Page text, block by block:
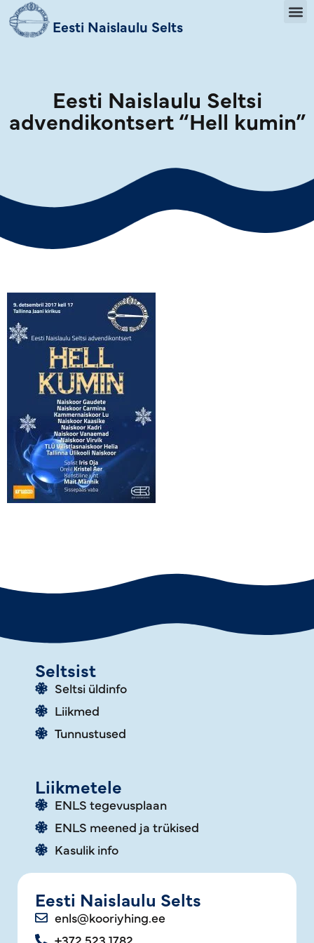
Eesti Naislaulu Selts
Eesti Naislaulu Seltsi
advendikontsert “Hell kumin”
Seltsist
Seltsi üldinfo
Liikmed
Tunnustused
Liikmetele
ENLS tegevusplaan
ENLS meened ja trükised
Kasulik info
Eesti Naislaulu Selts
enls@kooriyhing.ee